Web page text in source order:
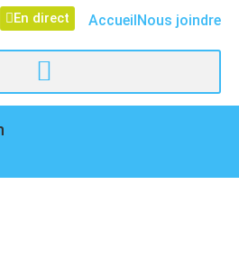
En direct AccueilNous joindre